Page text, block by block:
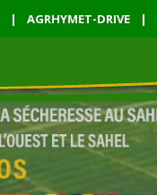
| AGRHYMET-DRIVE |